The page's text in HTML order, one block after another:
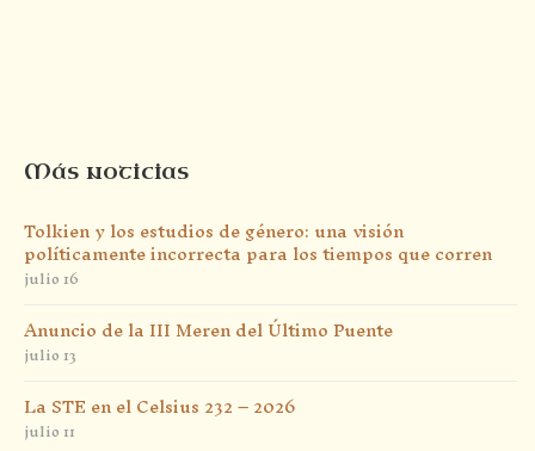
Más noticias
Tolkien y los estudios de género: una visión
políticamente incorrecta para los tiempos que corren
julio 16
Anuncio de la III Meren del Último Puente
julio 13
La STE en el Celsius 232 – 2026
julio 11